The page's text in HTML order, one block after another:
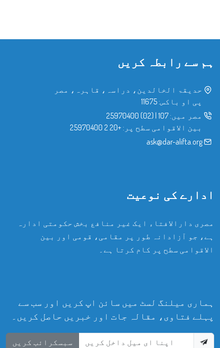
ہم سے رابطہ کریں
حدیقۃ الخالدین، دراسہ، قاہرہ، مصر
پی او باکس: 11675
مصر میں: 107
|
(02) 25970400
بین الاقوامی سطح پر: +20 2 25970400
ask@dar-alifta.org
ادارے کی نوعیت
مصری دارالافتاء ایک غیر منافع بخش حکومتی ادارہ
ہے، جو آزادانہ طور پر مقامی، قومی اور بین
الاقوامی سطح پر کام کرتا ہے۔
ہماری میلنگ لسٹ میں سائن اپ کریں اور سب سے
پہلے فتاوی، مقالہ جات اور خبریں حاصل کریں۔
سبسکرائب کریں